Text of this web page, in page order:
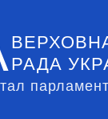
РАДА